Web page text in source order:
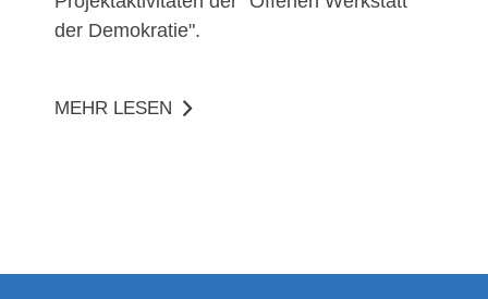
der Demokratie".
MEHR LESEN